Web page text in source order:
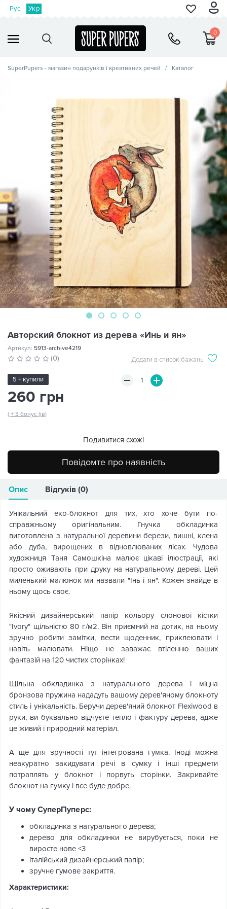
Рус Укр
0
SuperPupers - магазин подарунків і креативних речей Каталог
Авторский блокнот из дерева «Инь и ян»
Артикул: 5913-archive4219
(0) Додати в список бажань
5 + купили
260 грн
( + 3 бонус (ів)
Подивитися схожі
Повідомте про наявність
Опис Відгуків (0)
Унікальний еко-блокнот для тих, хто хоче бути по-
справжньому оригінальним. Гнучка обкладинка
виготовлена з натуральної деревини берези, вишні, клена
або дуба, вирощених в відновлюваних лісах. Чудова
художниця Таня Самошкіна малює цікаві ілюстрації, які
просто оживають при друку на натуральному дереві. Цей
миленький малюнок ми назвали "Інь і ян". Кожен знайде в
ньому щось своє.
Якісний дизайнерський папір кольору слонової кістки
"Ivory" щільністю 80 г/м2. Він приємний на дотик, на ньому
зручно робити замітки, вести щоденник, приклеювати і
навіть малювати. Ніщо не заважає втіленню ваших
фантазій на 120 чистих сторінках!
Щільна обкладинка з натурального дерева і міцна
бронзова пружина нададуть вашому дерев'яному блокноту
стиль і унікальність. Беручи дерев'яний блокнот Flexiwood в
руки, ви буквально відчуєте тепло і фактуру дерева, адже
це живий і природний матеріал.
А ще для зручності тут інтегрована гумка. Іноді можна
неакуратно закидувати речі в сумку і інші предмети
потраплять у блокнот і порвуть сторінки. Закривайте
блокнот на гумку і все буде добре.
У чому СуперПуперс:
обкладинка з натурального дерева;
дерево для обкладинки не вирубується, поки не
виросте нове <3
італійський дизайнерський папір;
зручне гумове закриття.
Характеристики: